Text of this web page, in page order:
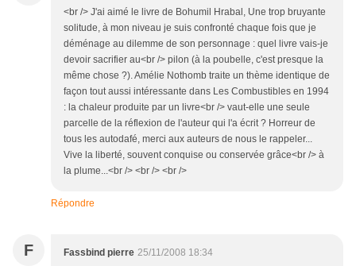
<br /> J'ai aimé le livre de Bohumil Hrabal, Une trop bruyante
solitude, à mon niveau je suis confronté chaque fois que je
déménage au dilemme de son personnage : quel livre vais-je
devoir sacrifier au<br /> pilon (à la poubelle, c'est presque la
même chose ?). Amélie Nothomb traite un thème identique de
façon tout aussi intéressante dans Les Combustibles en 1994
: la chaleur produite par un livre<br /> vaut-elle une seule
parcelle de la réflexion de l'auteur qui l'a écrit ? Horreur de
tous les autodafé, merci aux auteurs de nous le rappeler...
Vive la liberté, souvent conquise ou conservée grâce<br /> à
la plume...<br /> <br /> <br />
Répondre
F Fassbind pierre 25/11/2008 18:34